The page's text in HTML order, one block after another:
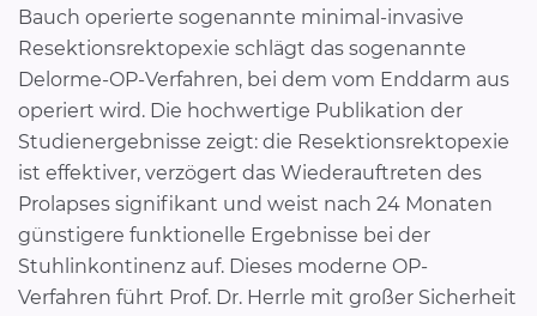
Bauch operierte sogenannte minimal-invasive
Resektionsrektopexie schlägt das sogenannte
Delorme-OP-Verfahren, bei dem vom Enddarm aus
operiert wird. Die hochwertige Publikation der
Studienergebnisse zeigt: die Resektionsrektopexie
ist effektiver, verzögert das Wiederauftreten des
Prolapses signifikant und weist nach 24 Monaten
günstigere funktionelle Ergebnisse bei der
Stuhlinkontinenz auf. Dieses moderne OP-
Verfahren führt Prof. Dr. Herrle mit großer Sicherheit